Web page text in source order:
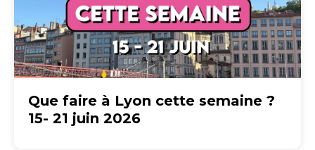
Que faire à Lyon cette semaine ?
15- 21 juin 2026